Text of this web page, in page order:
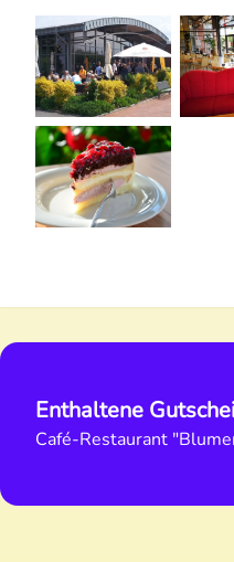
Enthaltene
Café-Restaurant